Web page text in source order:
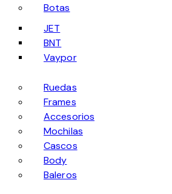
Botas
JET
BNT
Vaypor
Ruedas
Frames
Accesorios
Mochilas
Cascos
Body
Baleros